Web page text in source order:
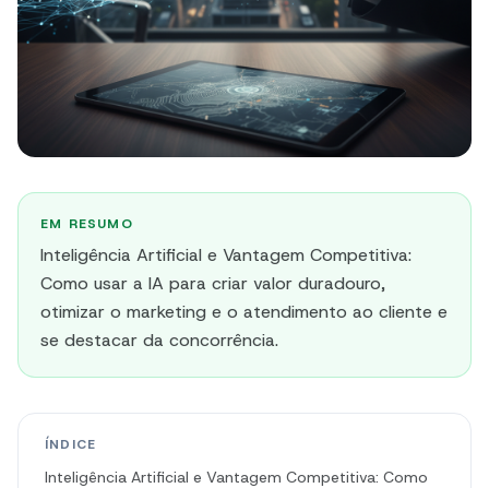
EM RESUMO
Inteligência Artificial e Vantagem Competitiva:
Como usar a IA para criar valor duradouro,
otimizar o marketing e o atendimento ao cliente e
se destacar da concorrência.
ÍNDICE
Inteligência Artificial e Vantagem Competitiva: Como